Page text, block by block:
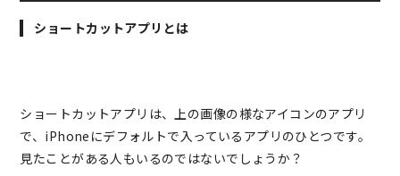
ショートカットアプリとは
ショートカットアプリは、上の画像の様なアイコンのアプリ
で、iPhoneにデフォルトで入っているアプリのひとつです。
見たことがある人もいるのではないでしょうか？